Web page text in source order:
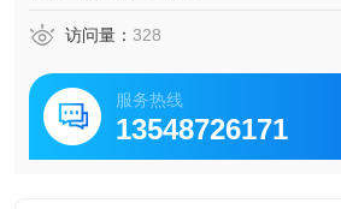
访问量： 328
服务热线
13548726171